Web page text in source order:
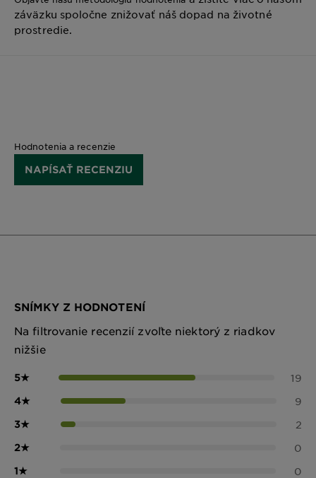
záväzku spoločne znižovať náš dopad na životné
prostredie.
Hodnotenia a recenzie
NAPÍSAŤ RECENZIU
SNÍMKY Z HODNOTENÍ
Na filtrovanie recenzií zvoľte niektorý z riadkov
nižšie
5★ 19
4★ 9
3★ 2
2★ 0
1★ 0